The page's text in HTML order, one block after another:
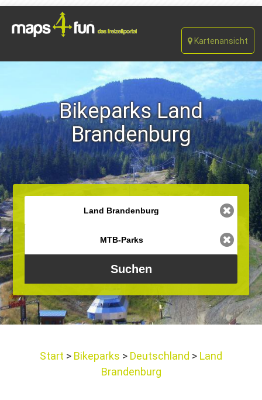
Kartenansicht
Bikeparks Land
Brandenburg
Start Bikeparks Deutschland
Land
Brandenburg